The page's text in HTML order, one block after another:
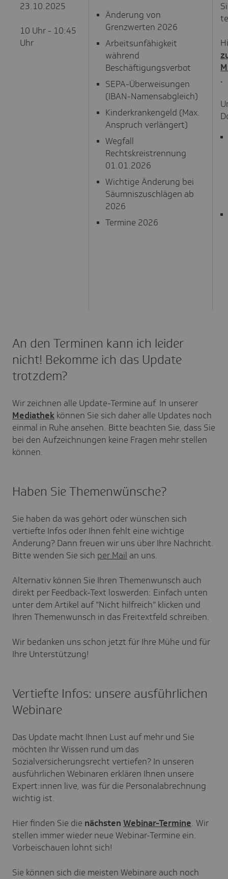
23.10.2025
10 Uhr - 10:45
Uhr
Änderung von
Grenzwerten 2026
Arbeitsunfähigkeit
während
Beschäftigungsverbot
SEPA-Überweisungen
(IBAN-Namensabgleich)
Kinderkrankengeld (Max.
Anspruch verlängert)
Wegfall
Rechtskreistrennung
01.01.2026
Wichtige Änderung bei
Säumniszuschlägen ab
2026
Termine 2026
.
An den Terminen kann ich leider
nicht! Bekomme ich das Update
trotzdem?
Wir zeichnen alle Update-Termine auf. In unserer
Mediathek können Sie sich daher alle Updates noch
einmal in Ruhe ansehen. Bitte beachten Sie, dass Sie
bei den Aufzeichnungen keine Fragen mehr stellen
können.
Haben Sie Themenwünsche?
Sie haben da was gehört oder wünschen sich
vertiefte Infos oder Ihnen fehlt eine wichtige
Änderung? Dann freuen wir uns über Ihre Nachricht.
Bitte wenden Sie sich per Mail an uns.
Alternativ können Sie Ihren Themenwunsch auch
direkt per Feedback-Text loswerden: Einfach unten
unter dem Artikel auf "Nicht hilfreich" klicken und
Ihren Themenwunsch in das Freitextfeld schreiben.
Wir bedanken uns schon jetzt für Ihre Mühe und für
Ihre Unterstützung!
Vertiefte Infos: unsere ausführlichen
Webinare
Das Update macht Ihnen Lust auf mehr und Sie
möchten Ihr Wissen rund um das
Sozialversicherungsrecht vertiefen? In unseren
ausführlichen Webinaren erklären Ihnen unsere
Expert:innen live, was für die Personalabrechnung
wichtig ist.
Hier finden Sie die nächsten Webinar-Termine. Wir
stellen immer wieder neue Webinar-Termine ein.
Vorbeischauen lohnt sich!
Sie können sich die meisten Webinare auch noch